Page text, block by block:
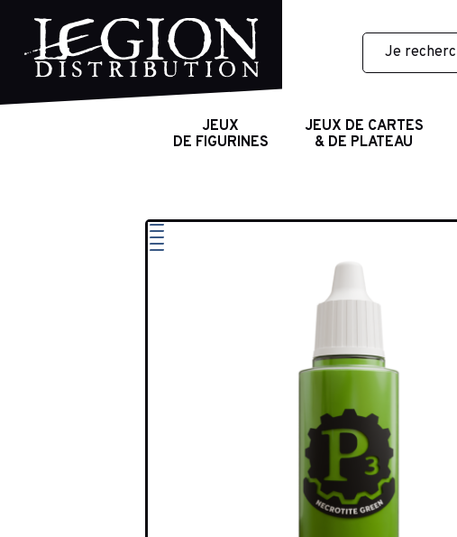
JEUX
DE FIGURINES
JEUX DE CARTES
& DE PLATEAU